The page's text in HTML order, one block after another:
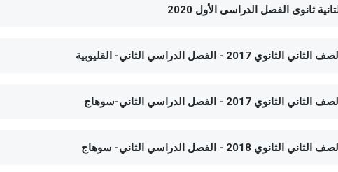
ثانوى الفصل الدراسى الأول 2020
- الفصل الدراسي الثاني- القليوبية
2017 - الفصل الدراسي الثاني-سوهاج
- الفصل الدراسي الثاني- سوهاج